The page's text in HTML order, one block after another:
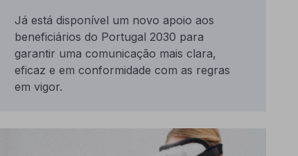
Já está disponível um novo apoio aos
beneficiários do Portugal 2030 para
garantir uma comunicação mais clara,
eficaz e em conformidade com as regras
em vigor.